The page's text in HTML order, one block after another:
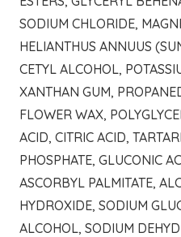
SODIUM CHLORIDE,
HELIANTHUS ANNUUS
CETYL ALCOHOL,
XANTHAN GUM,
FLOWER WAX,
ACID, CITRIC ACID,
PHOSPHATE, GLUCONIC
ASCORBYL PALMITATE,
HYDROXIDE, SODIUM
ALCOHOL, SODIUM